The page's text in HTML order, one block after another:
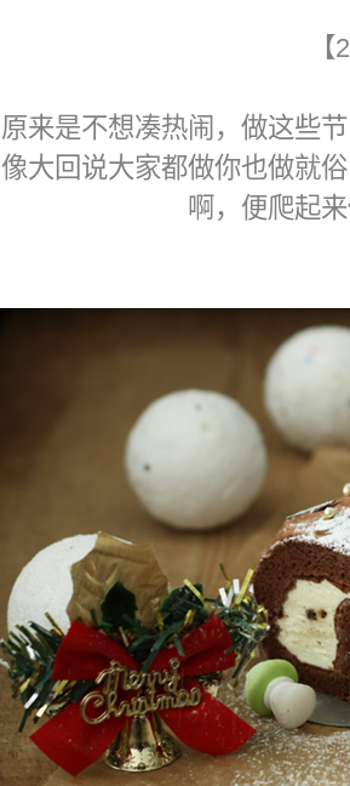
原来是不想凑热闹，做这些
像大回说大家都做你也做就
啊，便爬起